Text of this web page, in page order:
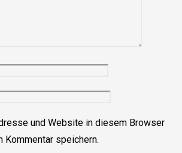
und Website in diesem Browser
Kommentar speichern.